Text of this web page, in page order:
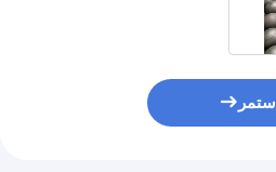
استمر